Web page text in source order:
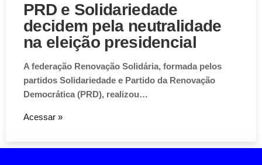
PRD e Solidariedade
decidem pela neutralidade
na eleição presidencial
A federação Renovação Solidária, formada pelos
partidos Solidariedade e Partido da Renovação
Democrática (PRD), realizou…
Acessar »